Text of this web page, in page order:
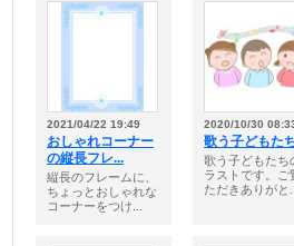
2021/04/22 19:49
おしゃれコーナー
の縦長フレ...
縦長のフレームに、
ちょっとおしゃれな
コーナーをつけ...
2020/10/30
歌う子どもた
歌う子どもたち
ラストです。ご
ただきありがと